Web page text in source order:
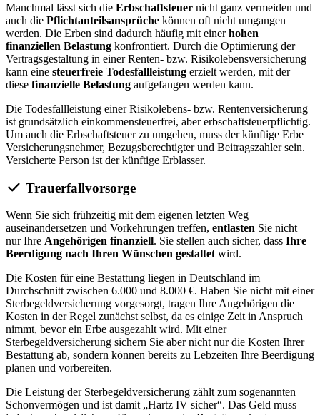
Manchmal lässt sich die Erbschaftsteuer nicht ganz vermeiden und
auch die Pflichtanteilsansprüche können oft nicht umgangen
werden. Die Erben sind dadurch häufig mit einerhohen
finanziellen Belastung konfrontiert. Durch die Optimierung der
Vertragsgestaltung in einer Renten- bzw. Risikolebensversicherung
kann eine steuerfreie Todesfallleistung erzielt werden, mit der
diese finanzielle Belastung aufgefangen werden kann.
Die Todesfallleistung einer Risikolebens- bzw. Rentenversicherung
ist grundsätzlich einkommensteuerfrei, aber erbschaftsteuerpflichtig.
Um auch die Erbschaftsteuer zu umgehen, muss der künftige Erbe
Versicherungsnehmer, Bezugsberechtigter und Beitragszahler sein.
Versicherte Person ist der künftige Erblasser.
Trauerfallvorsorge
Wenn Sie sich frühzeitig mit dem eigenen letzten Weg
auseinandersetzen und Vorkehrungen treffen, entlasten Sie nicht
nur Ihre Angehörigen finanziell. Sie stellen auch sicher, dass Ihre
Beerdigung nach Ihren Wünschen gestaltet wird.
Die Kosten für eine Bestattung liegen in Deutschland im
Durchschnitt zwischen 6.000 und 8.000 €. Haben Sie nicht mit einer
Sterbegeldversicherung vorgesorgt, tragen Ihre Angehörigen die
Kosten in der Regel zunächst selbst, da es einige Zeit in Anspruch
nimmt, bevor ein Erbe ausgezahlt wird. Mit einer
Sterbegeldversicherung sichern Sie aber nicht nur die Kosten Ihrer
Bestattung ab, sondern können bereits zu Lebzeiten Ihre Beerdigung
planen und vorbereiten.
Die Leistung der Sterbegeldversicherung zählt zum sogenannten
Schonvermögen und ist damit „Hartz IV sicher“. Das Geld muss